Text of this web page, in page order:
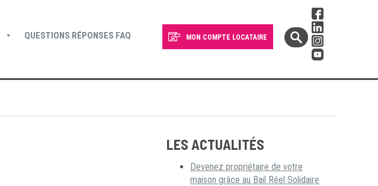
QUESTIONS RÉPONSES FAQ MON COMPTE LOCATAIRE
LES ACTUALITÉS
Devenez propriétaire de votre
maison grâce au Bail Réel Solidaire